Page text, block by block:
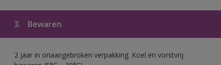
3. Bewaren
2 jaar in onaangebroken verpakking. Koel en vorstvrij